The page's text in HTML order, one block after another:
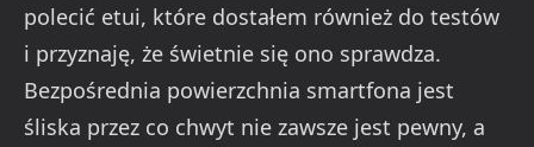
polecić etui, które dostałem również do testów
i przyznaję, że świetnie się ono sprawdza.
Bezpośrednia powierzchnia smartfona jest
śliska przez co chwyt nie zawsze jest pewny, a